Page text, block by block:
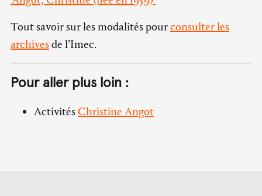
Tout savoir sur les modalités pourconsulter les
archivesde l’Imec.
Pour aller plus loin :
ActivitésChristine Angot